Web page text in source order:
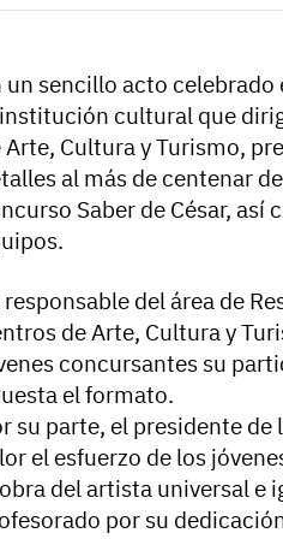
un sencillo acto celebrado
cultural que
Arte, Cultura y Turismo,
al más de centenar
Saber de César,
responsable del área de
de Arte, Cultura y
concursantes su
el formato.
su parte, el presidente
el esfuerzo de los
del artista universal e
por su